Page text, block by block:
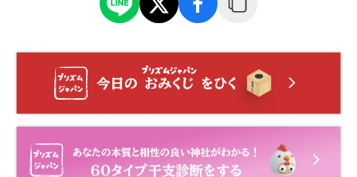
拝殿参拝後に右回りで末社巡り→祖霊社へ。花手水は人の
本殿参拝後に夫婦欅へ。木のそばでは長居せず、一礼→合
掌→一礼の流れで気持ちを伝える。